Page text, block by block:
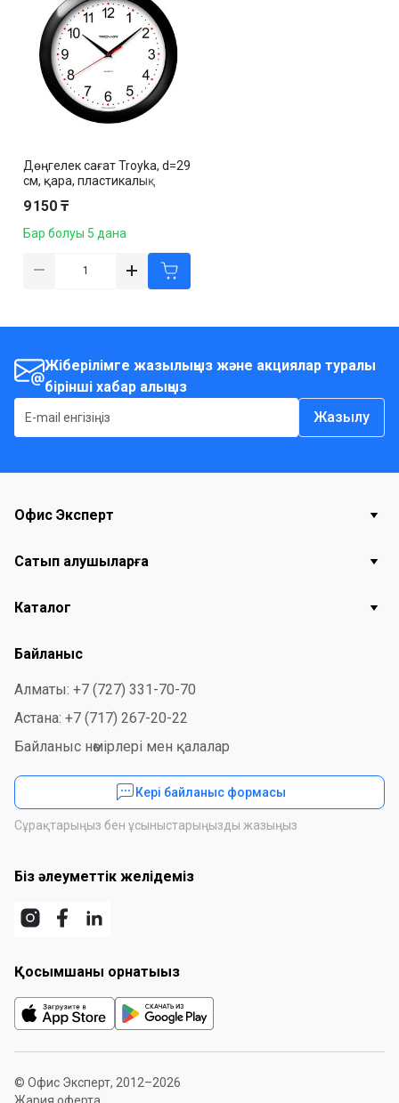
Дөңгелек сағат Troyka, d=29
см, қара, пластикалық
9 150 ₸
Бар болуы 5 дана
Жіберілімге жазылыңыз және акциялар туралы
бірінші хабар алыңыз
Жазылу
Офис Эксперт
Сатып алушыларға
Каталог
Байланыс
Алматы: +7 (727) 331-70-70
Астана: +7 (717) 267-20-22
Байланыс нөмірлері мен қалалар
Кері байланыс формасы
Сұрақтарыңыз бен ұсыныстарыңызды жазыңыз
Біз әлеуметтік желідеміз
Қосымшаны орнатыңыз
© Офис Эксперт, 2012–2026